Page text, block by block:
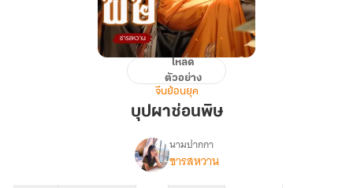
บุปผา
โหลด
ตัวอย่าง
จีนย้อนยุค
บุปผาซ่อนพิษ
เรื่อง
นามปากกา
ชารสหวาน